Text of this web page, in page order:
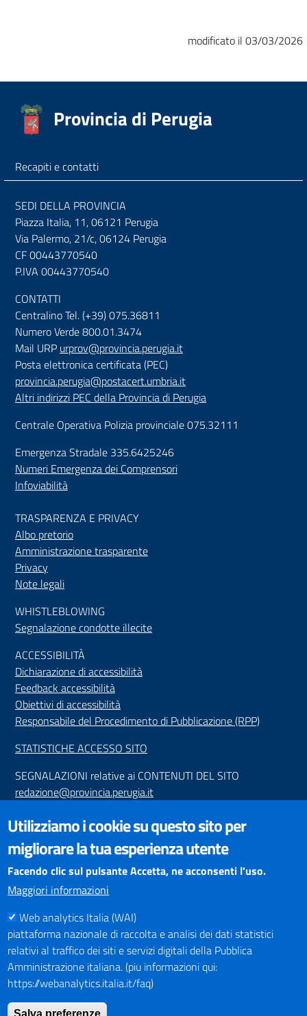
modificato il 03/03/2026
Provincia di Perugia
Recapiti e contatti
SEDI DELLA PROVINCIA
Piazza Italia, 11, 06121 Perugia
Via Palermo, 21/c, 06124 Perugia
CF 00443770540
P.IVA 00443770540
CONTATTI
Centralino Tel. (+39) 075.36811
Numero Verde 800.01.3474
Mail URP urprov@provincia.perugia.it
Posta elettronica certificata (PEC)
provincia.perugia@postacert.umbria.it
Altri indirizzi PEC della Provincia di Perugia
Centrale Operativa Polizia provinciale 075.32111
Emergenza Stradale 335.6425246
Numeri Emergenza dei Comprensori
Infoviabilità
TRASPARENZA E PRIVACY
Albo pretorio
Amministrazione trasparente
Privacy
Note legali
WHISTLEBLOWING
Segnalazione condotte illecite
ACCESSIBILITÀ
Dichiarazione di accessibilità
Feedback accessibilità
Obiettivi di accessibilità
Responsabile del Procedimento di Pubblicazione (RPP)
STATISTICHE ACCESSO SITO
SEGNALAZIONI relative ai CONTENUTI DEL SITO
redazione@provincia.perugia.it
VISUALIZZAZIONE CONTENUTI
Il sito internet della Provincia di Perugia è ottimizzato per
essere visualizzato dai principali browser aggiornati. L'uso di
browser non aggiornati può creare problemi di visualizzazione
dei contenuti.
PAGAMENTI
SOCIAL NETWORKS
Pagina Facebook
Utilizziamo i cookie su questo sito per
migliorare la tua esperienza utente
Facendo clic sul pulsante Accetta, ne acconsenti l'uso.
Maggiori informazioni
Web analytics Italia (WAI)
piattaforma nazionale di raccolta e analisi dei dati statistici
relativi al traffico dei siti e servizi digitali della Pubblica
Amministrazione italiana. (piu informazioni qui:
https://webanalytics.italia.it/faq)
Salva preferenze